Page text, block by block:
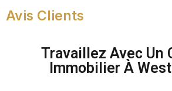
Avis Clients
Travaillez Avec Un
Immobilier À